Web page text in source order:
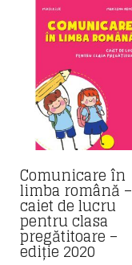
Comunicare în
limba română –
caiet de lucru
pentru clasa
pregătitoare –
ediție 2020